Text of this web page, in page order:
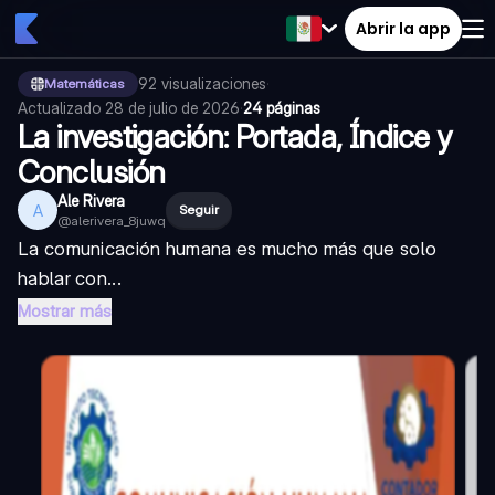
Abrir la app
Matemáticas 92 visualizaciones·
Actualizado 28 de julio de 2026·24 páginas
La investigación: Portada, Índice y
Conclusión
A Ale Rivera
@alerivera_8juwq
Seguir
La comunicación humana es mucho más que solo
hablar con...
Mostrar más